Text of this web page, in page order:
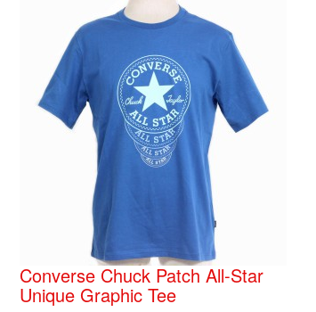
Converse Chuck Patch All-Star
Unique Graphic Tee